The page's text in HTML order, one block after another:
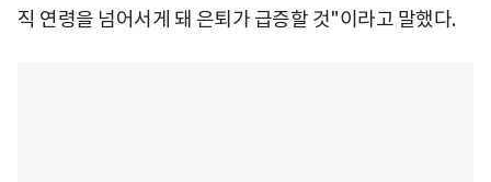
직 연령을 넘어서게 돼 은퇴가 급증할 것"이라고 말했다.